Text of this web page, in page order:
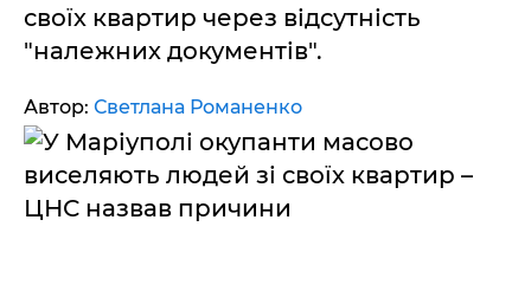
своїх квартир через відсутність
"належних документів".
Автор: Светлана Романенко